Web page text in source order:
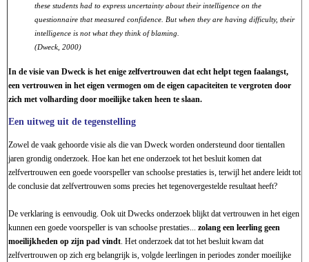
these students had to express uncertainty about their intelligence on the
questionnaire that measured confidence. But when they are having difficulty, their
intelligence is not what they think of blaming.
(Dweck, 2000)
In de visie van Dweck is het enige zelfvertrouwen dat echt helpt tegen faalangst,
een vertrouwen in het eigen vermogen om de eigen capaciteiten te vergroten door
zich met volharding door moeilijke taken heen te slaan.
Een uitweg uit de tegenstelling
Zowel de vaak gehoorde visie als die van Dweck worden ondersteund door tientallen
jaren grondig onderzoek. Hoe kan het ene onderzoek tot het besluit komen dat
zelfvertrouwen een goede voorspeller van schoolse prestaties is, terwijl het andere leidt tot
de conclusie dat zelfvertrouwen soms precies het tegenovergestelde resultaat heeft?
De verklaring is eenvoudig. Ook uit Dwecks onderzoek blijkt dat vertrouwen in het eigen
kunnen een goede voorspeller is van schoolse prestaties... zolang een leerling geen
moeilijkheden op zijn pad vindt. Het onderzoek dat tot het besluit kwam dat
zelfvertrouwen op zich erg belangrijk is, volgde leerlingen in periodes zonder moeilijke